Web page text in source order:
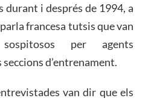
durant i després de 1994, a
francesa tutsis que van
per agents
seccions d’entrenament.
van dir que els